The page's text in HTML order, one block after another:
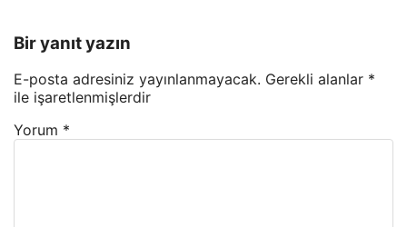
Bir yanıt yazın
E-posta adresiniz yayınlanmayacak. Gerekli alanlar *
ile işaretlenmişlerdir
Yorum *